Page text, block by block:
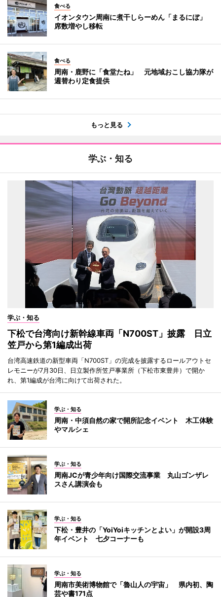
食べる
イオンタウン周南に煮干しらーめん「まるにぼ」
席数増やし移転
食べる
周南・鹿野に「食堂たね」 元地域おこし協力隊が
週替わり定食提供
もっと見る
学ぶ・知る
学ぶ・知る
下松で台湾向け新幹線車両「N700ST」披露 日立
笠戸から第1編成出荷
台湾高速鉄道の新型車両「N700ST」の完成を披露するロールアウトセ
レモニーが7月30日、日立製作所笠戸事業所（下松市東豊井）で開か
れ、第1編成が台湾に向けて出荷された。
学ぶ・知る
周南・中須自然の家で開所記念イベント 木工体験
やマルシェ
学ぶ・知る
周南JCが青少年向け国際交流事業 丸山ゴンザレ
スさん講演会も
学ぶ・知る
下松・豊井の「YoiYoiキッチンとよい」が開設3周
年イベント 七夕コーナーも
学ぶ・知る
周南市美術博物館で「魯山人の宇宙」 県内初、陶
芸や書171点